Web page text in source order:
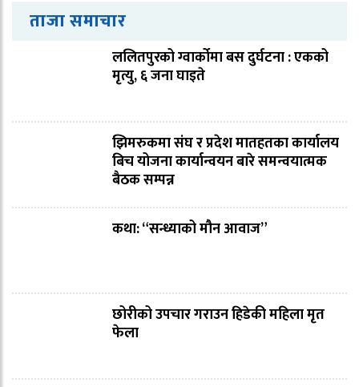
ताजा समाचार
ललितपुरको ग्वार्कोमा बस दुर्घटना : एकको
मृत्यु, ६ जना घाइते
झिमरुकमा संघ र प्रदेश मातहतका कार्यालय
बिच योजना कार्यान्वयन बारे समन्वयात्मक
बैठक सम्पन्न
कथा: “सन्ध्याको मौन आवाज”
छोरीको उपचार गराउन हिडेकी महिला मृत
फेला